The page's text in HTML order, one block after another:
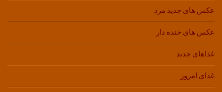
عکس های جدید مرد
عکس های خنده دار
غذاهای جدید
غذای امروز